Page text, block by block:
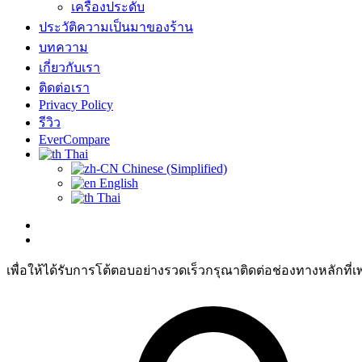
เครื่องประดับ
ประวัติความเป็นมาของร้าน
บทความ
เกี่ยวกับเรา
ติดต่อเรา
Privacy Policy
รีวิว
EverCompare
Thai
Chinese (Simplified)
English
Thai
เพื่อให้ได้รับการโต้ตอบอย่างรวดเร็วกรุณาติดต่อช่องทางหลักที่เ